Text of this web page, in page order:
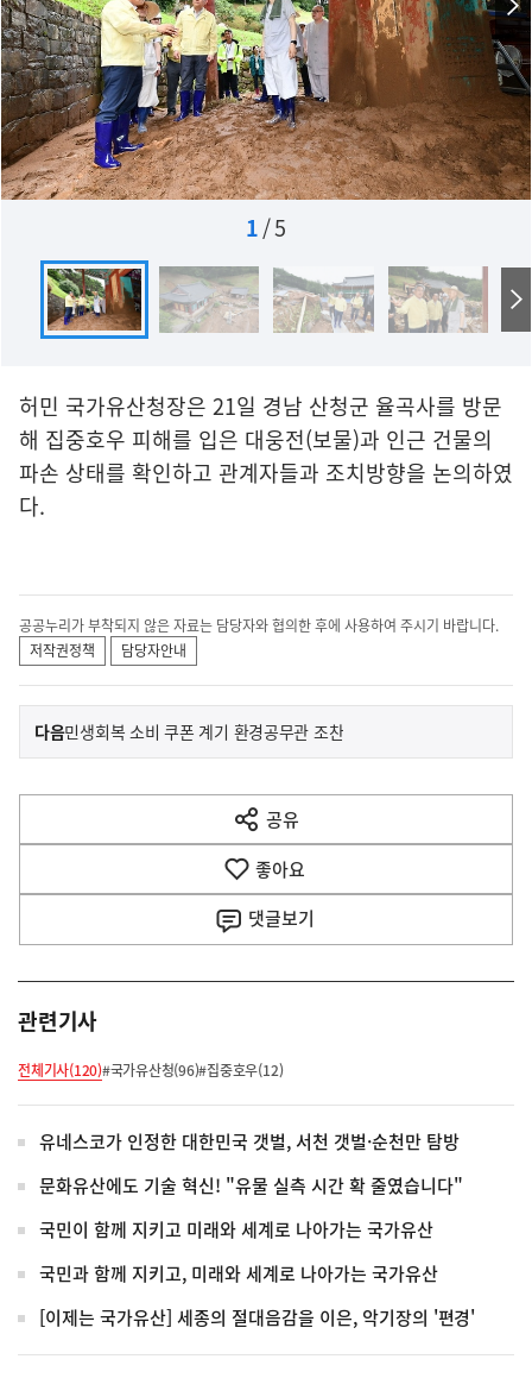
1/5
허민 국가유산청장은 21일 경남 산청군 율곡사를 방문
해 집중호우 피해를 입은 대웅전(보물)과 인근 건물의
파손 상태를 확인하고 관계자들과 조치방향을 논의하였
다.
공공누리가 부착되지 않은 자료는 담당자와 협의한 후에 사용하여 주시기 바랍니다.
저작권정책
담당자안내
이
전
다
음
다음기
사
민생회복 소비 쿠폰 계기 환경공무관 조찬
공유
열
기
좋아요
댓글보기
관련기사
전체기사(120)#국가유산청(96)#집중호우(12)
유네스코가 인정한 대한민국 갯벌, 서천 갯벌·순천만 탐방
문화유산에도 기술 혁신! "유물 실측 시간 확 줄였습니다"
국민이 함께 지키고 미래와 세계로 나아가는 국가유산
국민과 함께 지키고, 미래와 세계로 나아가는 국가유산
[이제는 국가유산] 세종의 절대음감을 이은, 악기장의 '편경'